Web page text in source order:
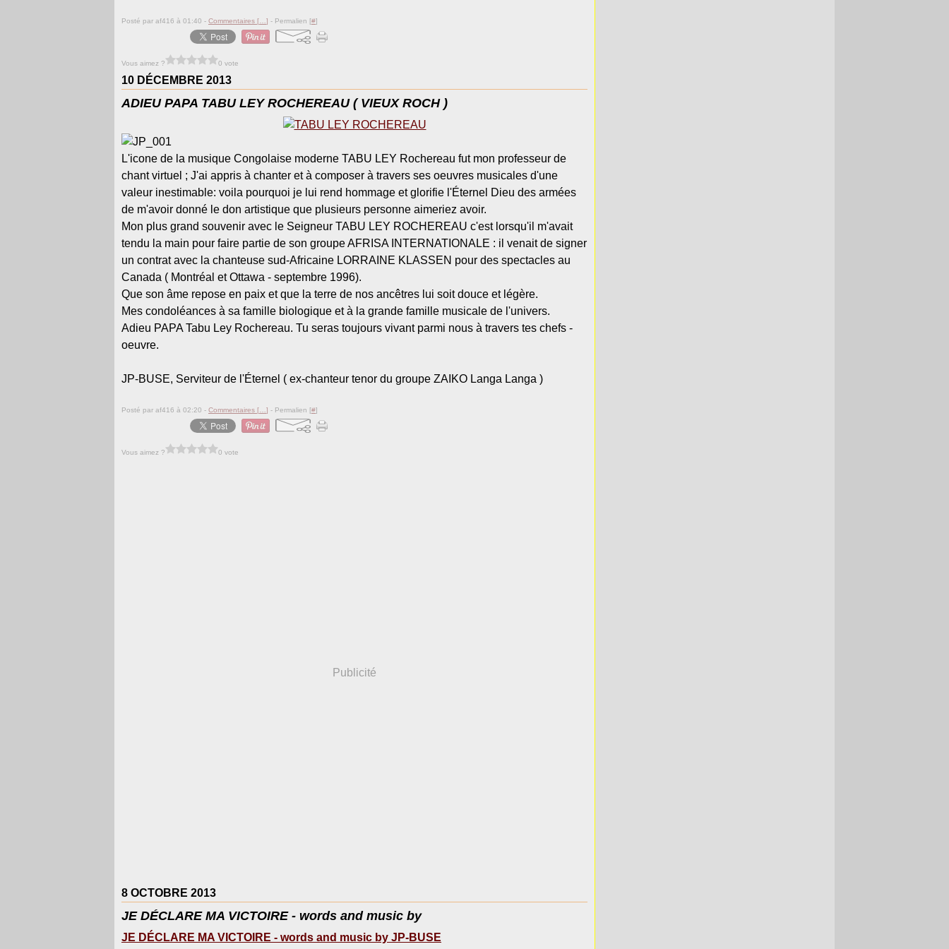
Posté par af416 à 01:40 - Commentaires [ ] - Permalien [#]
Vous aimez ? 0 vote
10 DÉCEMBRE 2013
ADIEU PAPA TABU LEY ROCHEREAU ( VIEUX ROCH )
L'icone de la musique Congolaise moderne TABU LEY Rochereau fut mon professeur de
chant virtuel ; J'ai appris à chanter et à composer à travers ses oeuvres musicales d'une
valeur inestimable: voi la pourquoi je lui rend hommage et glorifie l'Éternel Dieu des armées
de m'avoir donné le don artistique que plusieurs personne aimeriez avoir.
Mon plus grand souvenir avec le Seigneur TABU LEY ROCHEREAU c'est lorsqu'il m'avait
tendu la main pour faire partie de son groupe AFRISA INTERNATIONALE : il venait de signer
un contrat avec la chanteuse sud-Africaine LORRAINE KLASSEN pour des spectacles au
Canada ( Montréal et Ottawa - septembre 1996).
Que son âme repose en paix et que la terre de nos ancêtres lui soit douce et légère.
Mes condoléances à sa famille biologique et à la grande famille musicale de l'univers.
Adieu PAPA Tabu Ley Rochereau. Tu seras toujours vivant parmi nous à travers tes chefs -
oeuvre.
JP-BUSE, Serviteur de l'Éternel ( ex-chanteur tenor du groupe ZAIKO Langa Langa )
Posté par af416 à 02:20 - Commentaires [ ] - Permalien [#]
Vous aimez ? 0 vote
Publicité
8 OCTOBRE 2013
JE DÉCLARE MA VICTOIRE - words and music by
JE DÉCLARE MA VICTOIRE - words and music by JP-BUSE